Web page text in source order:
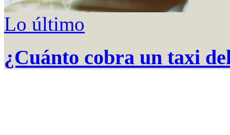
Lo último
¿Cuánto cobra un taxi